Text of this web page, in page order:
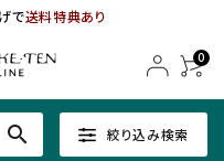
で送料特典あり
0
絞り込み検索
search